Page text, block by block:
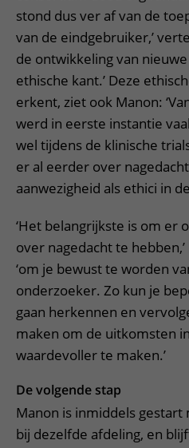
stond dus ver af van de
van de eindgebruiker,’
de ontwikkeling van
ethische kant.’ Deze
erkent, ziet ook Manon:
werd in eerste instantie
wel tijdens de klinische
er al eerder over
aanwezigheid als ethici in
‘Het belangrijkste is om er
over nagedacht te
‘om je bewust te worden
onderzoeker. Zo kun je
gaan herkennen en
maken om de uitkomsten
waardevoller te maken.’
De volgende stap
Manon is inmiddels
bij dezelfde afdeling, en